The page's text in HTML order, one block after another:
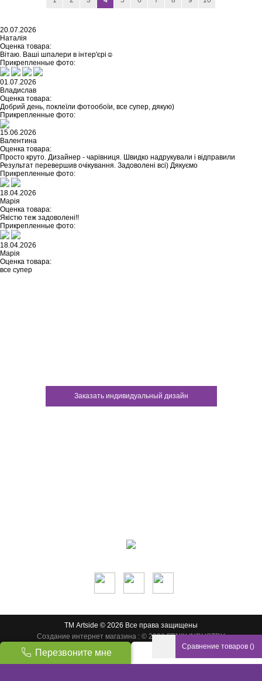
20.07.2026
Наталія
Оценка товара:
Вітаю. Ваші шпалери в інтер'єрі☺️
Прикрепленные фото:
01.07.2026
Владислав
Оценка товара:
Добрий день, поклеїли фотообоїи, все супер, дякую)
Прикрепленные фото:
15.06.2026
Валентина
Оценка товара:
Просто круто. Дизайнер - чарівниця. Швидко надрукували і відправили
Результат перевершив очікування. Задоволені всі) Дякуємо
Прикрепленные фото:
18.04.2026
Марія
Оценка товара:
Якістю теж задоволені!!
Прикрепленные фото:
18.04.2026
Марія
Оценка товара:
все супер
Заказать индивидуальный дизайн
ТМ Artside © 2026 Все права защищены
Создание интернет магазина : © 2026 FENIX INDUSTRY
Сравнение товаров ()
Наверх
Перезвоните мне